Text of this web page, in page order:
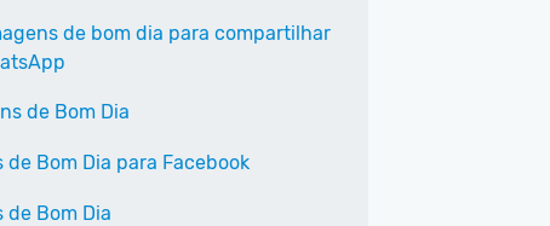
de bom dia para compartilhar
de Bom Dia
de Bom Dia para Facebook
de Bom Dia